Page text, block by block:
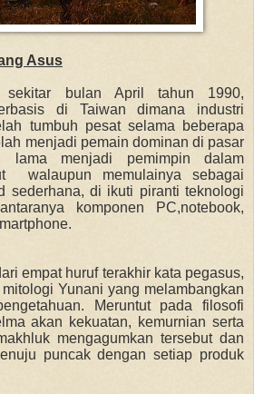
Asus
bulan April tahun 1990,
di Taiwan dimana industri
tumbuh pesat selama beberapa
menjadi pemain dominan di pasar
lama menjadi pemimpin dalam
walaupun memulainya sebagai
sederhana, di ikuti piranti teknologi
komponen PC,notebook,
empat huruf terakhir kata pegasus,
Yunani yang melambangkan
Meruntut pada filosofi
akan kekuatan, kemurnian serta
mengagumkan tersebut dan
puncak dengan setiap produk